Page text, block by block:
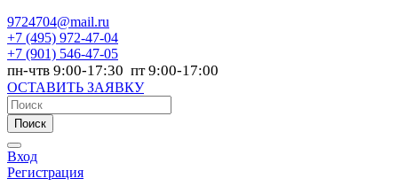
9724704@mail.ru
+7 (495) 972-47-04
+7 (901) 546-47-05
пн-чтв 9:00-17:30 пт 9:00-17:00
ОСТАВИТЬ ЗАЯВКУ
Поиск
Вход
Регистрация